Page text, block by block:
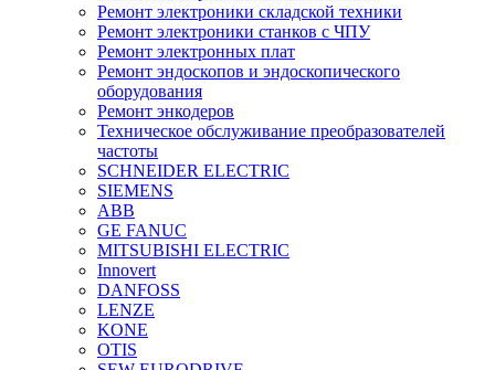
Ремонт электроники складской техники
Ремонт электроники станков с ЧПУ
Ремонт электронных плат
Ремонт эндоскопов и эндоскопического
оборудования
Ремонт энкодеров
Техническое обслуживание преобразователей
частоты
SCHNEIDER ELECTRIC
SIEMENS
ABB
GE FANUC
MITSUBISHI ELECTRIC
Innovert
DANFOSS
LENZE
KONE
OTIS